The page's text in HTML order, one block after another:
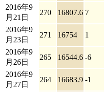
2016年9
月21日
270 16807.6 7
2016年9
月23日
271 16754 1
2016年9
月26日
265 16544.6 -6
2016年9
月27日
264 16683.9 -1